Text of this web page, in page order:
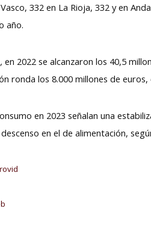
332 en La Rioja, 332 y en
año.
en 2022 se alcanzaron los 40,5
ronda los 8.000 millones de
en 2023 señalan una
en el de alimentación,